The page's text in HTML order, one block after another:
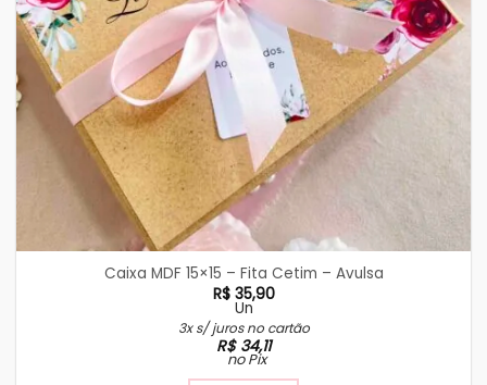
Caixa MDF 15×15 – Fita Cetim – Avulsa
R$35,90
Un
3x s/ juros no cartão
R$34,11
no Pix